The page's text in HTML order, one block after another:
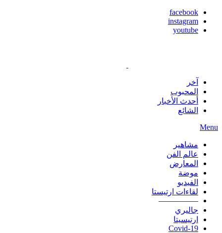
facebook
instagram
youtube
آخر
المحبوب
أحدث الأخبار
الشائع
Menu
مشاهير
عالم الفن
المعارض
موضة
الفيديو
لقاءات ارتيستا
—————
جاليري
ارتيسيتا
Covid-19